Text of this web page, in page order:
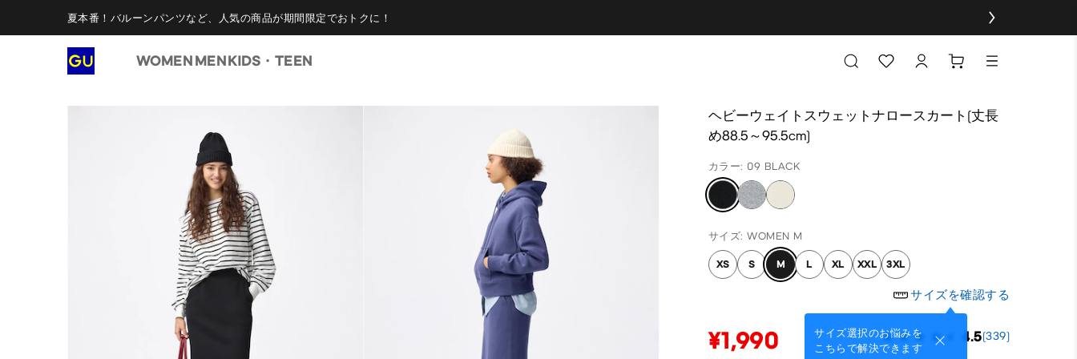
夏本番！バルーンパンツなど、人気の商品が期間限定でおトクに！
WOMEN MENKIDS・TEEN
ヘビーウェイトスウェットナロースカート(丈長
め88.5～95.5cm)
カラー: 09 BLACK
サイズ: WOMEN M
XS S M L XL XXL 3XL
サイズを確認する
サイズ選択のお悩みを
こちらで解決できます
¥1,990 4.5(339)